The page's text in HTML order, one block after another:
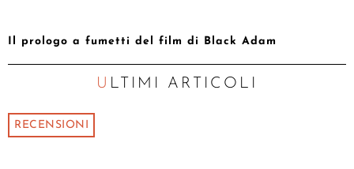
Il prologo a fumetti del film di Black Adam
ULTIMI ARTICOLI
RECENSIONI